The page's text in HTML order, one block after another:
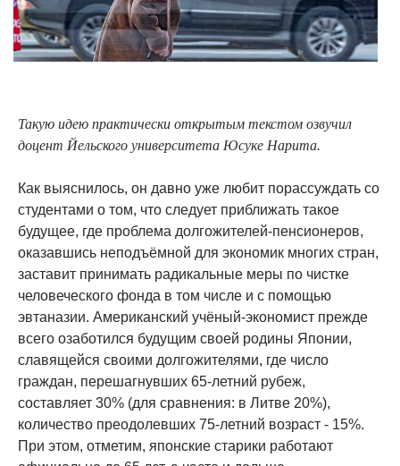
Такую идею практически открытым текстом озвучил
доцент Йельского университета Юсуке Нарита.
Как выяснилось, он давно уже любит порассуждать со
студентами о том, что следует приближать такое
будущее, где проблема долгожителей-пенсионеров,
оказавшись неподъёмной для экономик многих стран,
заставит принимать радикальные меры по чистке
человеческого фонда в том числе и с помощью
эвтаназии. Американский учёный-экономист прежде
всего озаботился будущим своей родины Японии,
славящейся своими долгожителями, где число
граждан, перешагнувших 65-летний рубеж,
составляет 30% (для сравнения: в Литве 20%),
количество преодолевших 75-летний возраст - 15%.
При этом, отметим, японские старики работают